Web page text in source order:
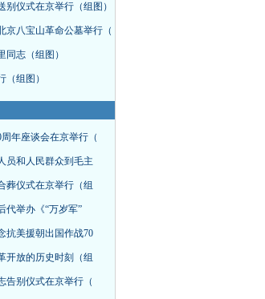
仪式在京举行（组图）
京八宝山革命公墓举行（
志（组图）
组图）
年座谈会在京举行（
员和人民群众到毛主
葬仪式在京举行（组
代举办《“万岁军”
美援朝出国作战70
开放的历史时刻（组
告别仪式在京举行（